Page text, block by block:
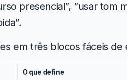
presencial”, “usar tom
em três blocos fáceis de
O que define